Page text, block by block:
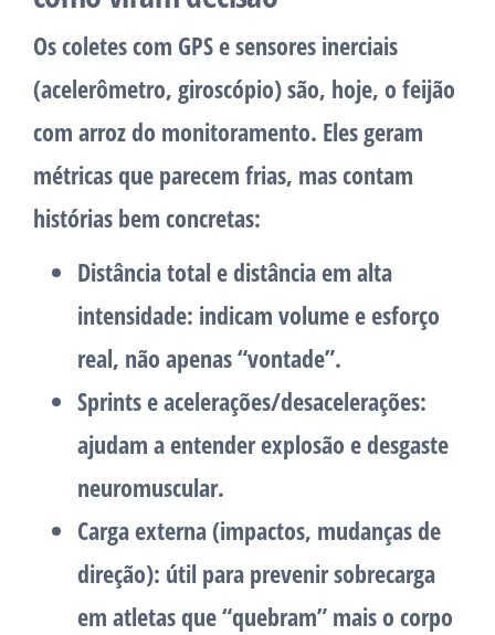
Os coletes com GPS e sensores inerciais
(acelerômetro, giroscópio) são, hoje, o feijão
com arroz do monitoramento. Eles geram
métricas que parecem frias, mas contam
histórias bem concretas:
Distância total edistância em alta
intensidade: indicam volume e esforço
real, não apenas “vontade”.
Sprintseacelerações/desacelerações:
ajudam a entender explosão e desgaste
neuromuscular.
Carga externa(impactos, mudanças de
direção): útil para prevenir sobrecarga
em atletas que “quebram” mais o corpo